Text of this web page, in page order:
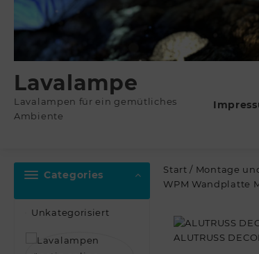
Lavalampe
Lavalampen für ein gemütliches
Ambiente
Categories
Unkategorisiert
Start / Montage
WPM Wandplatte